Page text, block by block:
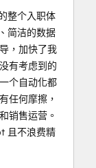
整个入职体
简洁的数据
，加快了我
有考虑到的
个自动化都
任何摩擦，
销售运营。
且不浪费精